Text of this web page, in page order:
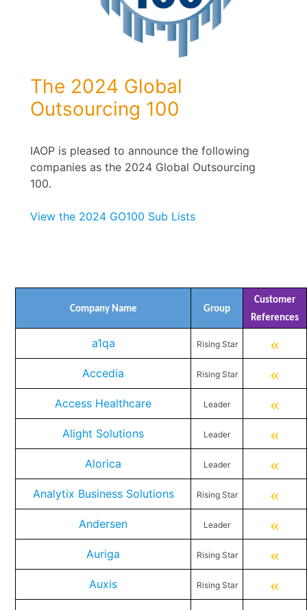
The 2024 Global
Outsourcing 100
IAOP is pleased to announce the following
companies as the 2024 Global Outsourcing
100.
View the 2024 GO100 Sub Lists
Company Name Group
Customer
References
a1qa Rising Star «
Accedia Rising Star «
Access Healthcare Leader «
Alight Solutions Leader «
Alorica Leader «
Analytix Business Solutions Rising Star «
Andersen Leader «
Auriga Rising Star «
Auxis Rising Star «